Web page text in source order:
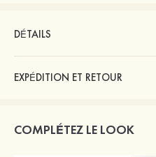
DÉTAILS
EXPÉDITION ET RETOUR
COMPLÉTEZ LE LOOK